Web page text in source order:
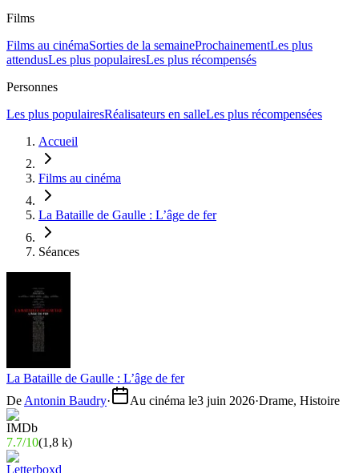
Films
Films au cinémaSorties de la semaineProchainementLes plus
attendusLes plus populairesLes plus récompensés
Personnes
Les plus populairesRéalisateurs en salleLes plus récompensées
Accueil
Films au cinéma
La Bataille de Gaulle : L’âge de fer
Séances
La Bataille de Gaulle : L’âge de fer
De Antonin Baudry· Au cinéma le3 juin 2026·Drame, Histoire
7.7/10(1,8 k)